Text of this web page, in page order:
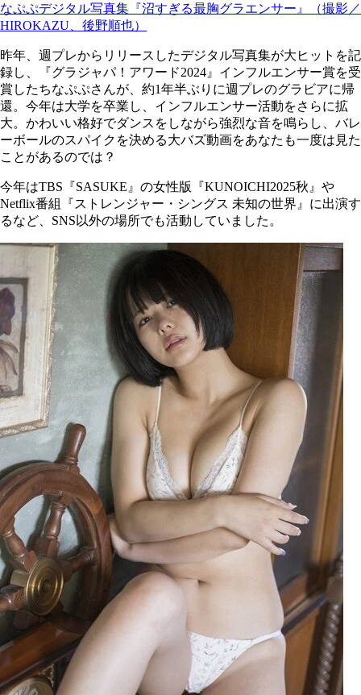
なぷぷデジタル写真集『沼すぎる最胸グラエンサー』（撮影／
HIROKAZU、後野順也）
昨年、週プレからリリースしたデジタル写真集が大ヒットを記
録し、『グラジャパ！アワード2024』インフルエンサー賞を受
賞したちなぷぷさんが、約1年半ぶりに週プレのグラビアに帰
還。今年は大学を卒業し、インフルエンサー活動をさらに拡
大。かわいい格好でダンスをしながら強烈な音を鳴らし、バレ
ーボールのスパイクを決める大バズ動画をあなたも一度は見た
ことがあるのでは？
今年はTBS『SASUKE』の女性版『KUNOICHI2025秋』や
Netflix番組『ストレンジャー・シングス 未知の世界』に出演す
るなど、SNS以外の場所でも活動していました。